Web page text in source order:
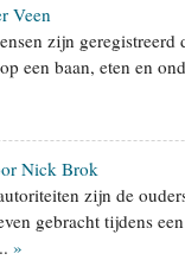
Veen
zijn
een baan, eten en
Nick Brok
zijn de
gebracht tijdens
»